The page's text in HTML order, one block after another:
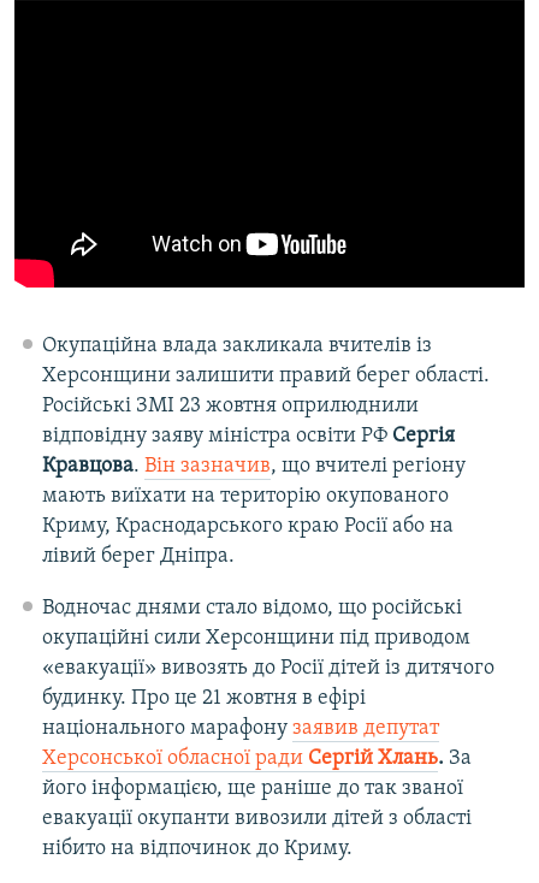
Окупаційна влада закликала вчителів із
Херсонщини залишити правий берег області.
Російські ЗМІ 23 жовтня оприлюднили
відповідну заяву міністра освіти РФ Сергія
Кравцова. Він зазначив, що вчителі регіону
мають виїхати на територію окупованого
Криму, Краснодарського краю Росії або на
лівий берег Дніпра.
Водночас днями стало відомо, що російські
окупаційні сили Херсонщини під приводом
«евакуації» вивозять до Росії дітей із дитячого
будинку. Про це 21 жовтня в ефірі
національного марафону заявив депутат
Херсонської обласної ради Сергій Хлань. За
його інформацією, ще раніше до так званої
евакуації окупанти вивозили дітей з області
нібито на відпочинок до Криму.